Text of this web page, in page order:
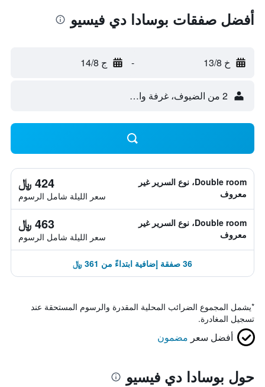
أفضل صفقات بوسادا دي فيسيو
خ 13/8 - ج 14/8
2 من الضيوف، غرفة واحدة
Double room، نوع السرير غير
معروف
424 ﷼
سعر الليلة شامل الرسوم
Double room، نوع السرير غير
معروف
463 ﷼
سعر الليلة شامل الرسوم
36 صفقة إضافية ابتداءً من 361 ﷼
*يشمل المجموع الضرائب المحلية المقدرة والرسوم المستحقة عند
تسجيل المغادرة.
أفضل سعر مضمون
حول بوسادا دي فيسيو